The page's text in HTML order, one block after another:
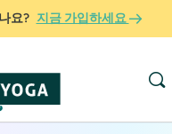
요? 지금 가입하세요